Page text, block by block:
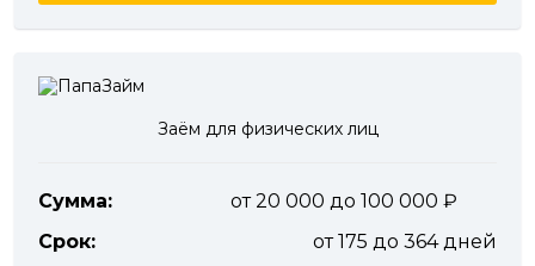
Заём для физических лиц
Сумма:
от 20 000 до 100 000
Срок:
от 175 до 364 дней